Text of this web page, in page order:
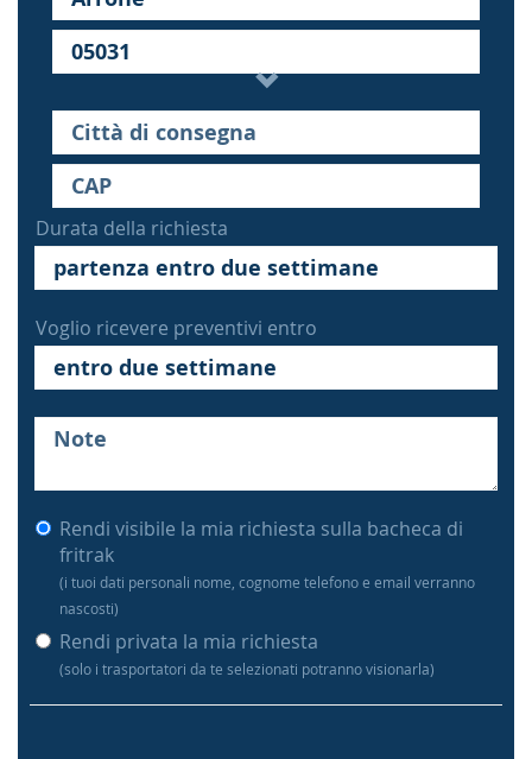
Durata della richiesta
Voglio ricevere preventivi entro
Rendi visibile la mia richiesta sulla bacheca di
fritrak
(i tuoi dati personali nome, cognome telefono e email verranno
nascosti)
Rendi privata la mia richiesta
(solo i trasportatori da te selezionati potranno visionarla)